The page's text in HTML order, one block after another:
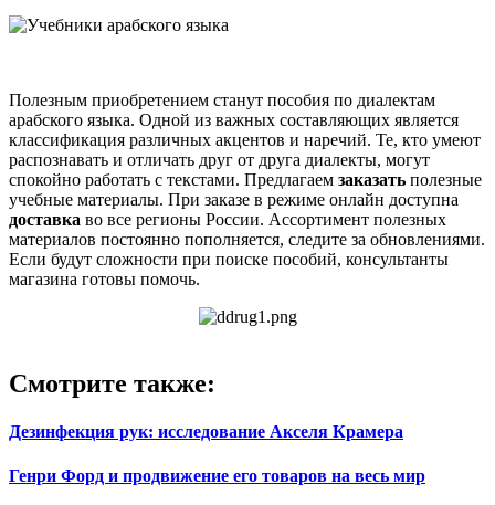
Полезным приобретением станут пособия по диалектам
арабского языка. Одной из важных составляющих является
классификация различных акцентов и наречий. Те, кто умеют
распознавать и отличать друг от друга диалекты, могут
спокойно работать с текстами. Предлагаем заказать полезные
учебные материалы. При заказе в режиме онлайн доступна
доставка во все регионы России. Ассортимент полезных
материалов постоянно пополняется, следите за обновлениями.
Если будут сложности при поиске пособий, консультанты
магазина готовы помочь.
Смотрите также:
Дезинфекция рук: исследование Акселя Крамера
Генри Форд и продвижение его товаров на весь мир